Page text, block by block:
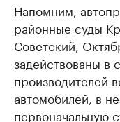
Напомним,
районные суды
Советский,
задействованы в
производителей
автомобилей, в
первоначальную